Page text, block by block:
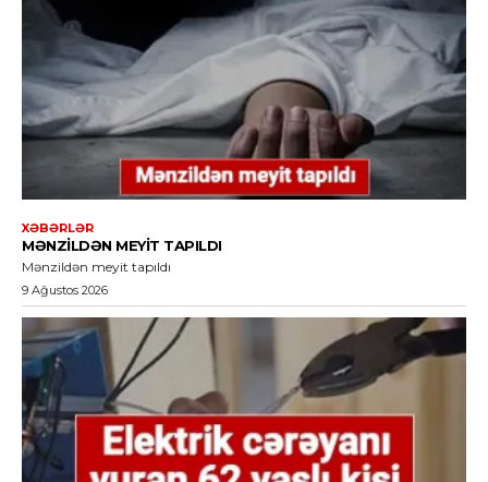
XƏBƏRLƏR
MƏNZILDƏN MEYIT TAPILDI
Mənzildən meyit tapıldı
9 Ağustos 2026